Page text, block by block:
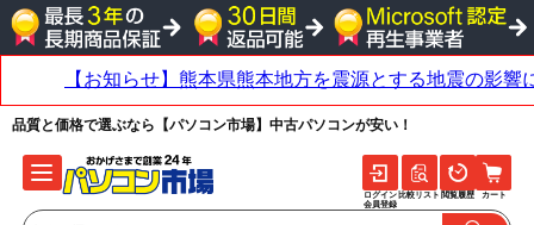
品質と価格で選ぶなら【パソコン市場】中古パソコンが安い！
ログイン
会員登録
比較リスト 閲覧履歴 カート